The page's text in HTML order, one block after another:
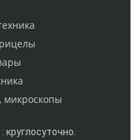
микроскопы
круглосуточно.